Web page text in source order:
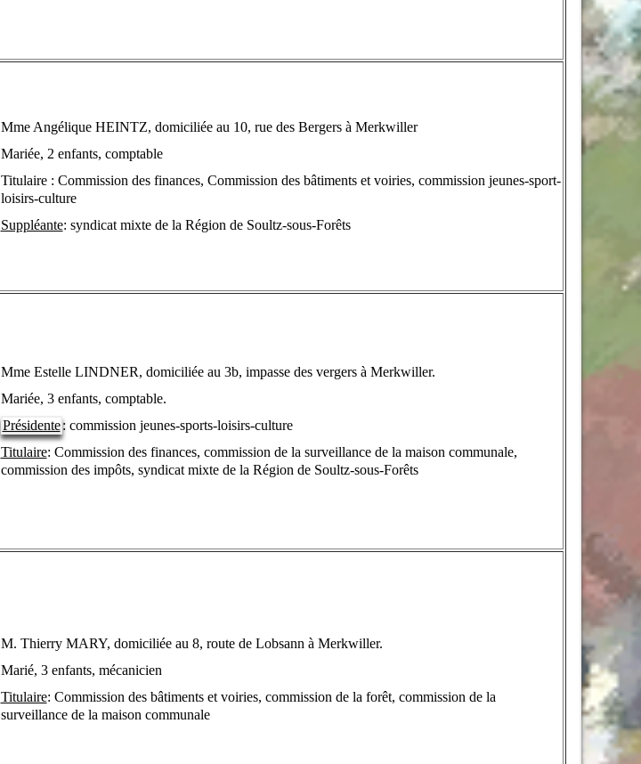
Mme Angélique HEINTZ, domiciliée au 10, rue des Bergers à Merkwiller
Mariée, 2 enfants, comptable
Titulaire : Commission des finances, Commission des bâtiments et voiries, commission jeunes-sport-
loisirs-culture
Suppléante: syndicat mixte de la Région de Soultz-sous-Forêts
Mme Estelle LINDNER, domiciliée au 3b, impasse des vergers à Merkwiller.
Mariée, 3 enfants, comptable.
Présidente: commission jeunes-sports-loisirs-culture
Titulaire: Commission des finances, commission de la surveillance de la maison communale,
commission des impôts, syndicat mixte de la Région de Soultz-sous-Forêts
M. Thierry MARY, domiciliée au 8, route de Lobsann à Merkwiller.
Marié, 3 enfants, mécanicien
Titulaire: Commission des bâtiments et voiries, commission de la forêt, commission de la
surveillance de la maison communale